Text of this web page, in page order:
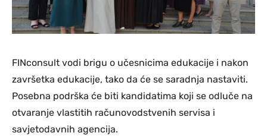
FINconsult vodi brigu o učesnicima edukacije i nakon
završetka edukacije, tako da će se saradnja nastaviti.
Posebna podrška će biti kandidatima koji se odluče na
otvaranje vlastitih računovodstvenih servisa i
savjetodavnih agencija.